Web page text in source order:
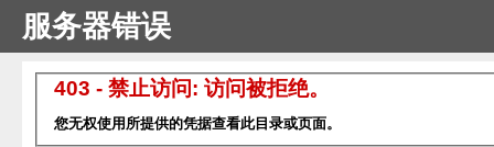
服务器错误
403 - 禁止访问: 访问被拒绝。
您无权使用所提供的凭据查看此目录或页面。